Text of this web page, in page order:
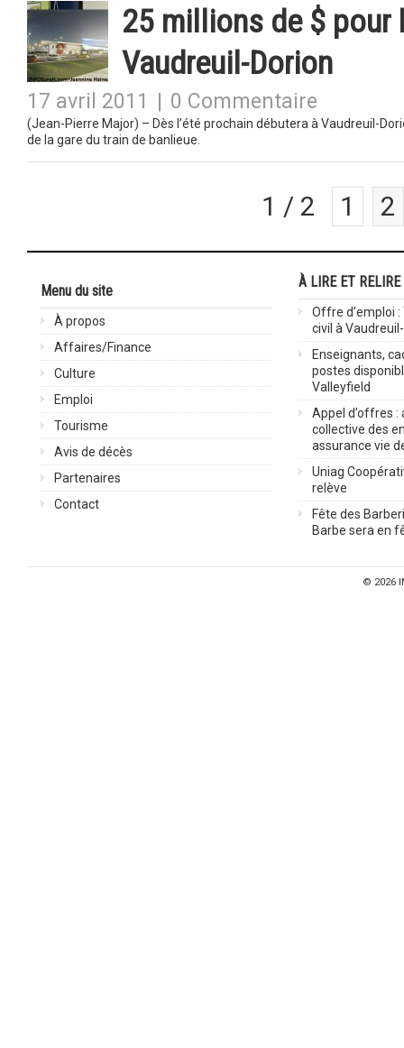
25 millions de $
Vaudreuil-Dorion
17 avril 2011 0 Commentaire
(Jean-Pierre Major) – Dès l’été prochain débutera à Vaudreuil-
de la gare du train de banlieue.
1 / 2 1 2
Menu du site
À propos
Affaires/Finance
Culture
Emploi
Tourisme
Avis de décès
Partenaires
Contact
À LIRE ET RELIRE
Offre d’emploi
civil à
Enseignants,
postes
Valleyfield
Appel d’offres :
collective des
assurance vie
Uniag
relève
Fête des
Barbe sera en
© 2026